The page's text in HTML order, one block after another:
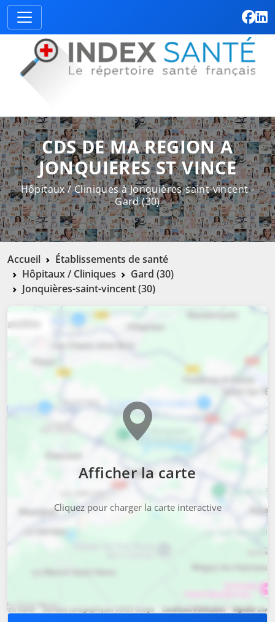
CDS DE MA REGION A
JONQUIERES ST VINCE
Hôpitaux / Cliniques à Jonquières-saint-vincent -
Gard (30)
Accueil
Établissements de santé
Hôpitaux / Cliniques
Gard (30)
Jonquières-saint-vincent (30)
Afficher la carte
Cliquez pour charger la carte interactive